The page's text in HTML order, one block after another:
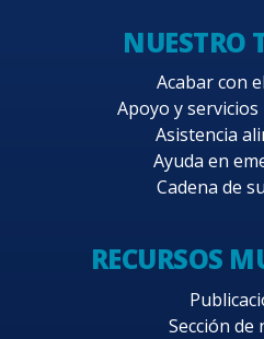
NUESTRO
Acabar con
Apoyo y
Asistencia
Ayuda en
Cadena de
RECURSOS
Sección de